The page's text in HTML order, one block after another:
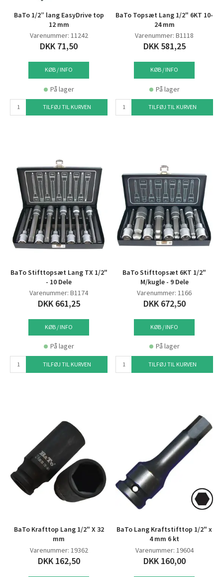
BaTo 1/2” lang EasyDrive top
12 mm
Varenummer: 11242
DKK 71,50
KØB / INFO
På lager
TILFØJ TIL KURVEN
BaTo Topsæt Lang 1/2" 6KT 10-
24 mm
Varenummer: B1118
DKK 581,25
KØB / INFO
På lager
TILFØJ TIL KURVEN
BaTo Stifttopsæt Lang TX 1/2"
- 10 Dele
Varenummer: B1174
DKK 661,25
KØB / INFO
På lager
TILFØJ TIL KURVEN
BaTo Stifttopsæt 6KT 1/2"
M/kugle - 9 Dele
Varenummer: 1166
DKK 672,50
KØB / INFO
På lager
TILFØJ TIL KURVEN
BaTo Krafttop Lang 1/2" X 32
mm
Varenummer: 19362
DKK 162,50
BaTo Lang Kraftstifttop 1/2" x
4 mm 6 kt
Varenummer: 19604
DKK 160,00